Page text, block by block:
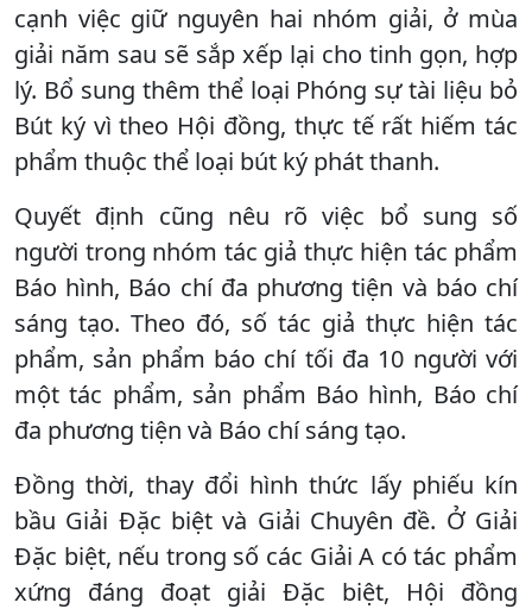
cạnh việc giữ nguyên hai nhóm giải, ở mùa
giải năm sau sẽ sắp xếp lại cho tinh gọn, hợp
lý. Bổ sung thêm thể loại Phóng sự tài liệu bỏ
Bút ký vì theo Hội đồng, thực tế rất hiếm tác
phẩm thuộc thể loại bút ký phát thanh.
Quyết định cũng nêu rõ việc bổ sung số
người trong nhóm tác giả thực hiện tác phẩm
Báo hình, Báo chí đa phương tiện và báo chí
sáng tạo. Theo đó, số tác giả thực hiện tác
phẩm, sản phẩm báo chí tối đa 10 người với
một tác phẩm, sản phẩm Báo hình, Báo chí
đa phương tiện và Báo chí sáng tạo.
Đồng thời, thay đổi hình thức lấy phiếu kín
bầu Giải Đặc biệt và Giải Chuyên đề. Ở Giải
Đặc biệt, nếu trong số các Giải A có tác phẩm
xứng đáng đoạt giải Đặc biệt, Hội đồng